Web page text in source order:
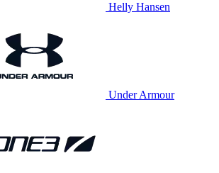
Helly Hansen
Under Armour